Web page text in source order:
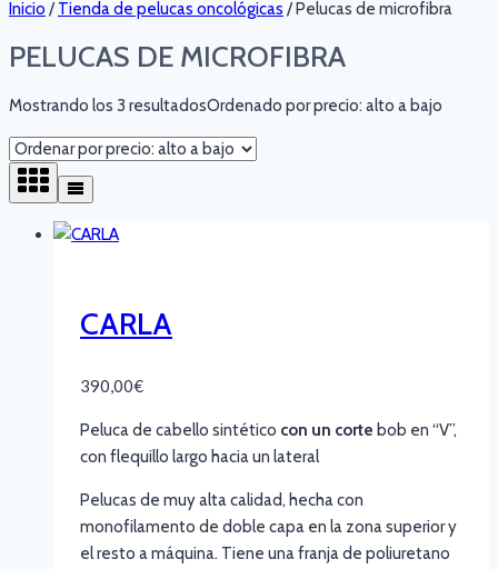
Inicio / Tienda de pelucas oncológicas /Pelucas de microfibra
PELUCAS DE MICROFIBRA
Mostrando los 3 resultadosOrdenado por precio: alto a bajo
CARLA
390,00€
Peluca de cabello sintético con un corte bob en “V”,
con flequillo largo hacia un lateral
Pelucas de muy alta calidad, hecha con
monofilamento de doble capa en la zona superior y
el resto a máquina. Tiene una franja de poliuretano